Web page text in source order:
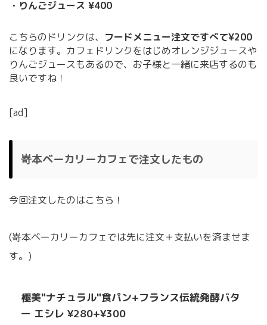
・りんごジュース ¥400
こちらのドリンクは、 フードメニュー注文ですべて¥200
になります。カフェドリンクをはじめオレンジジュースや
りんごジュースもあるので、お子様と一緒に来店するのも
良いですね！
[ad]
嵜本ベーカリーカフェで注文したもの
今回注文したのはこちら！
(嵜本ベーカリーカフェでは先に注文＋支払いを済ませま
す。)
極美"ナチュラル"食パン+フランス伝統発酵バタ
ー エシレ ¥280+¥300